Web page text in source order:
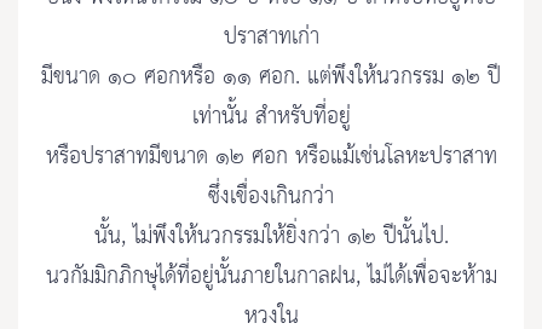
ปราสาทเก่า
มีขนาด ๑๐ ศอกหรือ ๑๑ ศอก. แต่พึงให้นวกรรม ๑๒ ปี
เท่านั้น สำหรับที่อยู่
หรือปราสาทมีขนาด ๑๒ ศอก หรือแม้เช่นโลหะปราสาท
ซึ่งเขื่องเกินกว่า
นั้น, ไม่พึงให้นวกรรมให้ยิ่งกว่า ๑๒ ปีนั้นไป.
นวกัมมิกภิกษุได้ที่อยู่นั้นภายในกาลฝน, ไม่ได้เพื่อจะห้าม
หวงใน